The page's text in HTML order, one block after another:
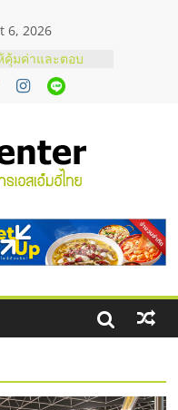
6, 2026
ในไทยที่ไหนดี?
คุ้มค่าและตอบ
สบริหารสถานี
ชส์ยอนนี่
พสูง พร้อม
เสียง